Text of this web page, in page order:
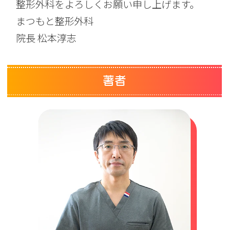
整形外科をよろしくお願い申し上げます。
まつもと整形外科
院長 松本淳志
著者